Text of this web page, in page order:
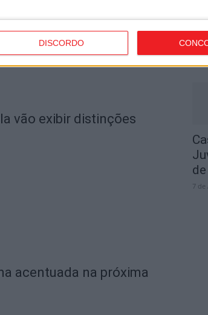
DISCORDO
vão exibir distinções
acentuada na próxima
I
7 de